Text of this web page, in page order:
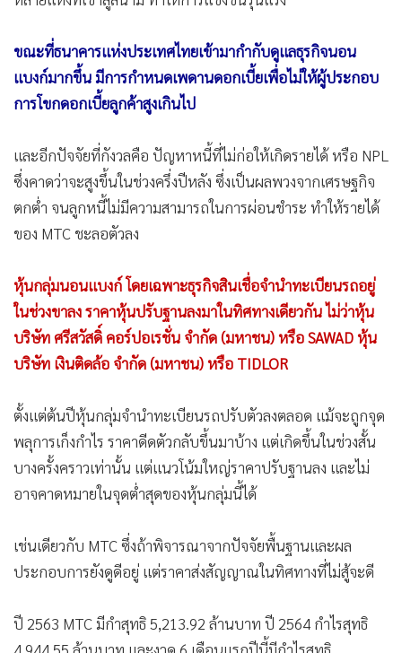
• Factcheck
• ญี่ปุ่น
• News1
Gotomanager
ซึ่งคาดว่าจะสูงขึ้นในช่วงครึ่งปีหลัง ซึ่งเป็นผลพวงจากเศรษฐกิจ
ตกต่ำ จนลูกหนี้ไม่มีความสามารถในการผ่อนชำระ ทำให้รายได้
ของ MTC ชะลอตัวลง
หุ้นกลุ่มนอนแบงก์ โดยเฉพาะธุรกิจสินเชื่อจำนำทะเบียนรถอยู่
ในช่วงขาลง ราคาหุ้นปรับฐานลงมาในทิศทางเดียวกัน ไม่ว่าหุ้น
บริษัท ศรีสวัสดิ์ คอร์ปอเรชั่น จำกัด (มหาชน) หรือ SAWAD หุ้น
บริษัท เงินติดล้อ จำกัด (มหาชน) หรือ TIDLOR
ตั้งแต่ต้นปีหุ้นกลุ่มจำนำทะเบียนรถปรับตัวลงตลอด แม้จะถูกจุด
พลุการเก็งกำไร ราคาดีดตัวกลับขึ้นมาบ้าง แต่เกิดขึ้นในช่วงสั้น
บางครั้งคราวเท่านั้น แต่แนวโน้มใหญ่ราคาปรับฐานลง และไม่
เช่นเดียวกับ MTC ซึ่งถ้าพิจารณาจากปัจจัยพื้นฐานและผล
ประกอบการยังดูดีอยู่ แต่ราคาส่งสัญญาณในทิศทางที่ไม่สู้จะดี
4,944.55 ล้านบาท และงวด 6 เดือนแรกปีนี้มีกำไรสุทธิ
2,756.17 ล้านบาท เพิ่มขึ้นจากระยะเดียวกันปีก่อนที่มีกำไรสุทธิ
แต่กำไรที่ถือว่ายังดีอยู่ในช่วง 6 เดือนแรก กลายเป็นเรื่องอดีตซึ่ง